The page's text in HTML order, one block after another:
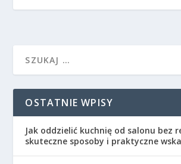
OSTATNIE WPISY
Jak oddzielić kuchnię od salonu bez
skuteczne sposoby i praktyczne